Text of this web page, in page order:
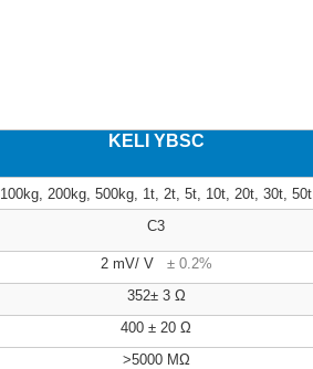
KELI YBSC
100kg, 200kg, 500kg, 1t, 2t, 5t, 10t, 20t, 30t, 50t
C3
2 mV/ V ± 0.2%
352± 3 Ω
400 ± 20 Ω
>5000 MΩ